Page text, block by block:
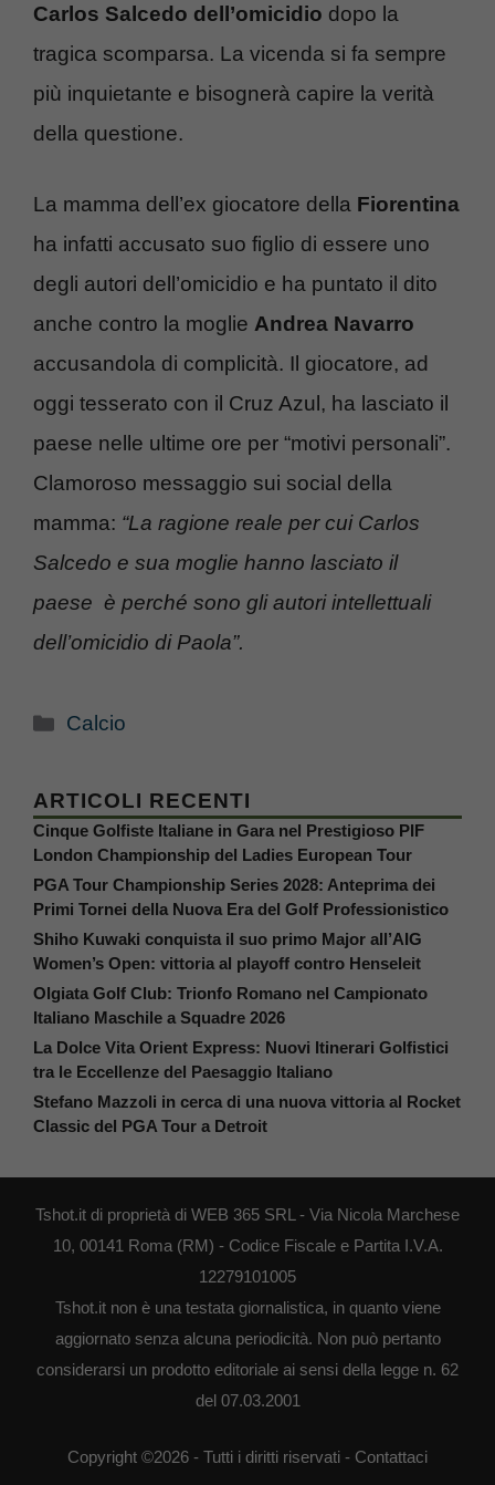
Carlos Salcedo dell’omicidio dopo la
tragica scomparsa. La vicenda si fa sempre
più inquietante e bisognerà capire la verità
della questione.
La mamma dell’ex giocatore della Fiorentina
ha infatti accusato suo figlio di essere uno
degli autori dell’omicidio e ha puntato il dito
anche contro la moglie Andrea Navarro
accusandola di complicità. Il giocatore, ad
oggi tesserato con il Cruz Azul, ha lasciato il
paese nelle ultime ore per “motivi personali”.
Clamoroso messaggio sui social della
mamma: “La ragione reale per cui Carlos
Salcedo e sua moglie hanno lasciato il
paese è perché sono gli autori intellettuali
dell’omicidio di Paola”.
Categorie
Calcio
ARTICOLI RECENTI
Cinque Golfiste Italiane in Gara nel Prestigioso PIF
London Championship del Ladies European Tour
PGA Tour Championship Series 2028: Anteprima dei
Primi Tornei della Nuova Era del Golf Professionistico
Shiho Kuwaki conquista il suo primo Major all’AIG
Women’s Open: vittoria al playoff contro Henseleit
Olgiata Golf Club: Trionfo Romano nel Campionato
Italiano Maschile a Squadre 2026
La Dolce Vita Orient Express: Nuovi Itinerari Golfistici
tra le Eccellenze del Paesaggio Italiano
Stefano Mazzoli in cerca di una nuova vittoria al Rocket
Classic del PGA Tour a Detroit
Tshot.it di proprietà di WEB 365 SRL - Via Nicola Marchese
10, 00141 Roma (RM) - Codice Fiscale e Partita I.V.A.
12279101005
Tshot.it non è una testata giornalistica, in quanto viene
aggiornato senza alcuna periodicità. Non può pertanto
considerarsi un prodotto editoriale ai sensi della legge n. 62
del 07.03.2001
Copyright ©2026 - Tutti i diritti riservati - Contattaci